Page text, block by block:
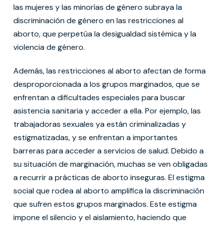
las mujeres y las minorías de género subraya la
discriminación de género en las restricciones al
aborto, que perpetúa la desigualdad sistémica y la
violencia de género.
Además, las restricciones al aborto afectan de forma
desproporcionada a los grupos marginados, que se
enfrentan a dificultades especiales para buscar
asistencia sanitaria y acceder a ella. Por ejemplo, las
trabajadoras sexuales ya están criminalizadas y
estigmatizadas, y se enfrentan a importantes
barreras para acceder a servicios de salud. Debido a
su situación de marginación, muchas se ven obligadas
a recurrir a prácticas de aborto inseguras. El estigma
social que rodea al aborto amplifica la discriminación
que sufren estos grupos marginados. Este estigma
impone el silencio y el aislamiento, haciendo que